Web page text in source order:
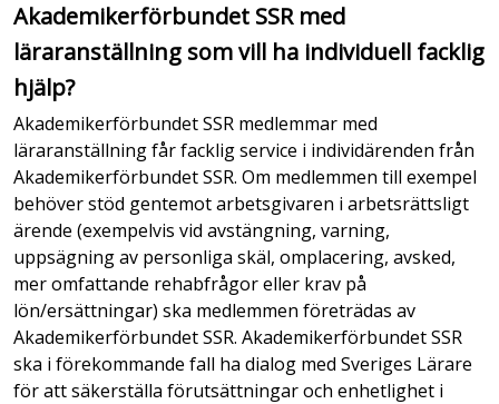
Akademikerförbundet SSR med
läraranställning som vill ha individuell facklig
hjälp?
Akademikerförbundet SSR medlemmar med
läraranställningfår facklig service i individärenden från
Akademikerförbundet SSR. Om medlemmen till exempel
behöver stöd gentemot arbetsgivaren i arbetsrättsligt
ärende (exempelvis vid avstängning, varning,
uppsägning av personliga skäl, omplacering, avsked,
mer omfattande rehabfrågor eller krav på
lön/ersättningar) ska medlemmen företrädas av
Akademikerförbundet SSR. Akademikerförbundet SSR
ska i förekommande fall ha dialog med Sveriges Lärare
för att säkerställa förutsättningar och enhetlighet i